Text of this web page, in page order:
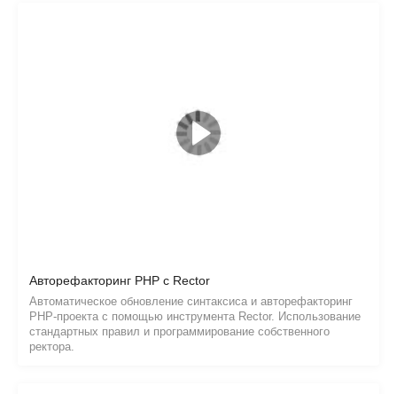
Авторефакторинг PHP с Rector
Автоматическое обновление синтаксиса и авторефакторинг
PHP-проекта с помощью инструмента Rector. Использование
стандартных правил и программирование собственного
ректора.